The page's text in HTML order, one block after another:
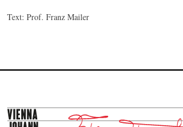
Text: Prof. Franz Mailer